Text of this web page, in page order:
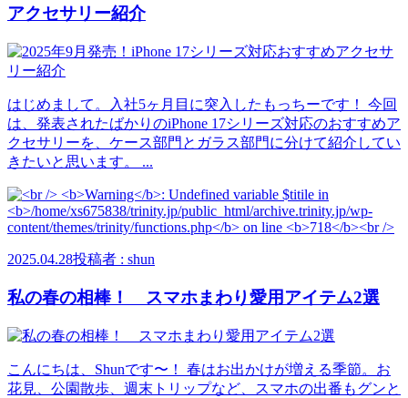
アクセサリー紹介
はじめまして。入社5ヶ月目に突入したもっちーです！ 今回
は、発表されたばかりのiPhone 17シリーズ対応のおすすめア
クセサリーを、ケース部門とガラス部門に分けて紹介してい
きたいと思います。 ...
2025.04.28投稿者 : shun
私の春の相棒！ スマホまわり愛用アイテム2選
こんにちは、Shunです〜！ 春はお出かけが増える季節。お
花見、公園散歩、週末トリップなど、スマホの出番もグンと